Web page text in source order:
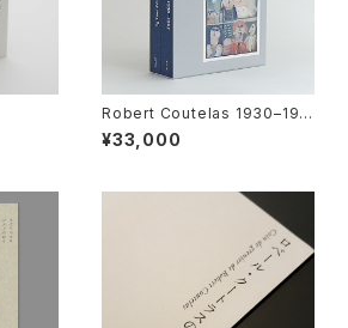
Robert Coutelas 1930–198
5 ロベール・クートラス作品集
ある画家の仕事
¥33,000